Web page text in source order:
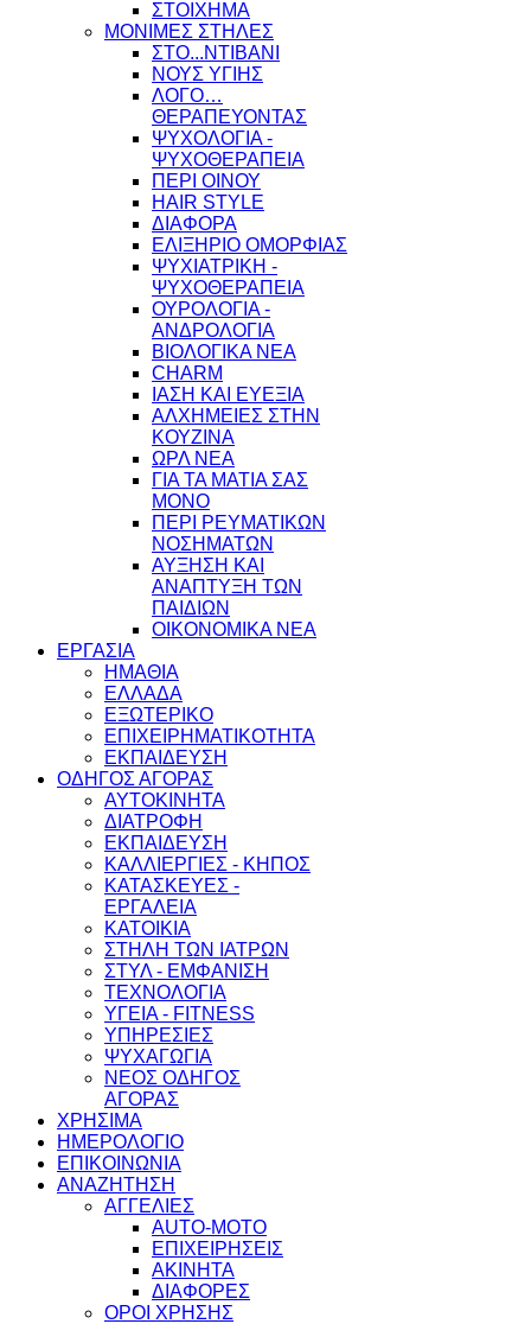
ΣΤΟΙΧΗΜΑ
ΜΟΝΙΜΕΣ ΣΤΗΛΕΣ
ΣΤΟ...ΝΤΙΒΑΝΙ
ΝΟΥΣ ΥΓΙΗΣ
ΛΟΓΟ…
ΘΕΡΑΠΕΥΟΝΤΑΣ
ΨΥΧΟΛΟΓΙΑ -
ΨΥΧΟΘΕΡΑΠΕΙΑ
ΠΕΡΙ ΟΙΝΟΥ
HAIR STYLE
ΔΙΑΦΟΡΑ
ΕΛΙΞΗΡΙΟ ΟΜΟΡΦΙΑΣ
ΨΥΧΙΑΤΡΙΚΗ -
ΨΥΧΟΘΕΡΑΠΕΙΑ
ΟΥΡΟΛΟΓΙΑ -
ΑΝΔΡΟΛΟΓΙΑ
ΒΙΟΛΟΓΙΚΑ ΝΕΑ
CHARM
ΙΑΣΗ ΚΑΙ ΕΥΕΞΙΑ
ΑΛΧΗΜΕΙΕΣ ΣΤΗΝ
ΚΟΥΖΙΝΑ
ΩΡΛ ΝEA
ΓΙΑ ΤΑ ΜΑΤΙΑ ΣΑΣ
ΜΟΝΟ
ΠΕΡΙ ΡΕΥΜΑΤΙΚΩΝ
ΝΟΣΗΜΑΤΩΝ
ΑΥΞΗΣΗ ΚΑΙ
ΑΝΑΠΤΥΞΗ ΤΩΝ
ΠΑΙΔΙΩΝ
ΟΙΚΟΝΟΜΙΚΑ ΝΕΑ
ΕΡΓΑΣΙΑ
ΗΜΑΘΙΑ
ΕΛΛΑΔΑ
ΕΞΩΤΕΡΙΚΟ
ΕΠΙΧΕΙΡΗΜΑΤΙΚΟΤΗΤΑ
ΕΚΠΑΙΔΕΥΣΗ
ΟΔΗΓΟΣ ΑΓΟΡΑΣ
ΑΥΤΟΚΙΝΗΤΑ
ΔΙΑΤΡΟΦΗ
ΕΚΠΑΙΔΕΥΣΗ
ΚΑΛΛΙΕΡΓΙΕΣ - ΚΗΠΟΣ
ΚΑΤΑΣΚΕΥΕΣ -
ΕΡΓΑΛΕΙΑ
ΚΑΤΟΙΚΙΑ
ΣΤΗΛΗ ΤΩΝ ΙΑΤΡΩΝ
ΣΤΥΛ - ΕΜΦΑΝΙΣΗ
ΤΕΧΝΟΛΟΓΙΑ
ΥΓΕΙΑ - FITNESS
ΥΠΗΡΕΣΙΕΣ
ΨΥΧΑΓΩΓΙΑ
ΝΕΟΣ ΟΔΗΓΟΣ
ΑΓΟΡΑΣ
ΧΡΗΣΙΜΑ
ΗΜΕΡΟΛΟΓΙΟ
ΕΠΙΚΟΙΝΩΝΙΑ
ΑΝΑΖΗΤΗΣΗ
ΑΓΓΕΛΙΕΣ
AUTO-MOTO
ΕΠΙΧΕΙΡΗΣΕΙΣ
ΑΚΙΝΗΤΑ
ΔΙΑΦΟΡΕΣ
ΟΡΟΙ ΧΡΗΣΗΣ